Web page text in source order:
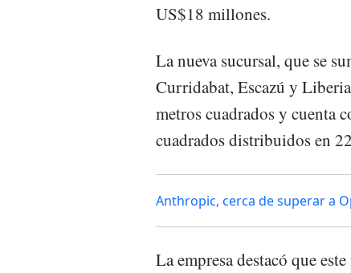
US$18 millones.
La nueva sucursal, que se
Curridabat, Escazú y
metros cuadrados y cuenta
cuadrados distribuidos en
Anthropic, cerca de superar a
La empresa destacó que